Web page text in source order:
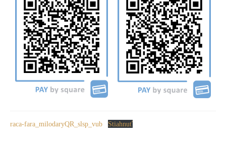
raca-fara_milodaryQR_slsp_vub Stiahnuť